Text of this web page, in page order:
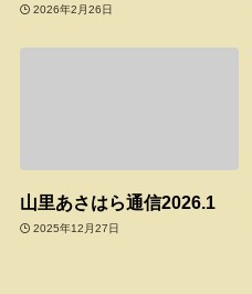
2026年2月26日
山里あさはら通信2026.1
2025年12月27日